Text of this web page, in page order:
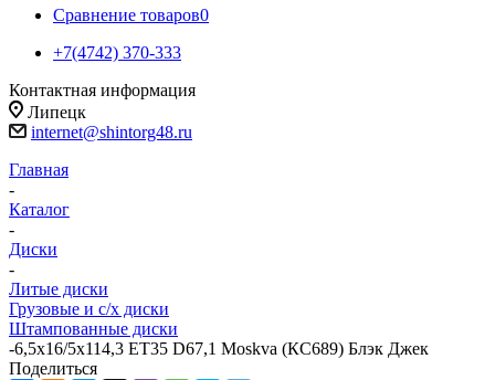
Сравнение товаров0
+7(4742) 370-333
Контактная информация
Липецк
internet@shintorg48.ru
Главная
-
Каталог
-
Диски
-
Литые диски
Грузовые и с/х диски
Штампованные диски
-6,5x16/5x114,3 ET35 D67,1 Moskva (КС689) Блэк Джек
Поделиться